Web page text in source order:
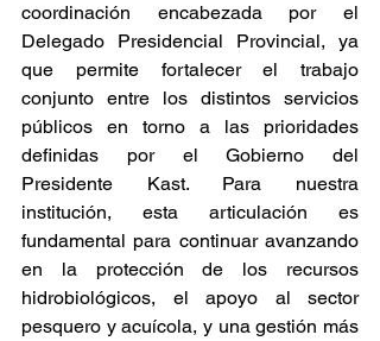
coordinación encabezada por el
Delegado Presidencial Provincial, ya
que permite fortalecer el trabajo
conjunto entre los distintos servicios
públicos en torno a las prioridades
definidas por el Gobierno del
Presidente Kast. Para nuestra
institución, esta articulación es
fundamental para continuar avanzando
en la protección de los recursos
hidrobiológicos, el apoyo al sector
pesquero y acuícola, y una gestión más